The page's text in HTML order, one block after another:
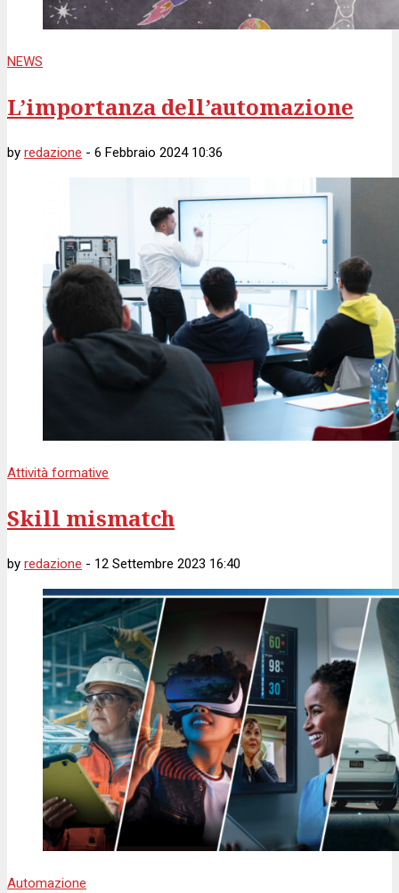
NEWS
L’importanza dell’automazione
by redazione - 6 Febbraio 2024 10:36
Attività formative
Skill mismatch
by redazione - 12 Settembre 2023 16:40
Automazione